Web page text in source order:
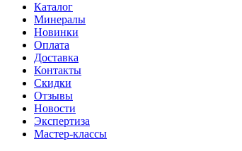
Каталог
Минералы
Новинки
Оплата
Доставка
Контакты
Скидки
Отзывы
Новости
Экспертиза
Мастер-классы